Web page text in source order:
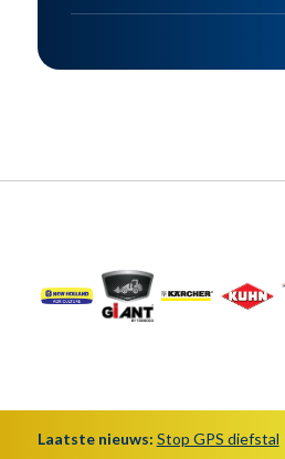
Laatste nieuws: Stop GPS diefstal